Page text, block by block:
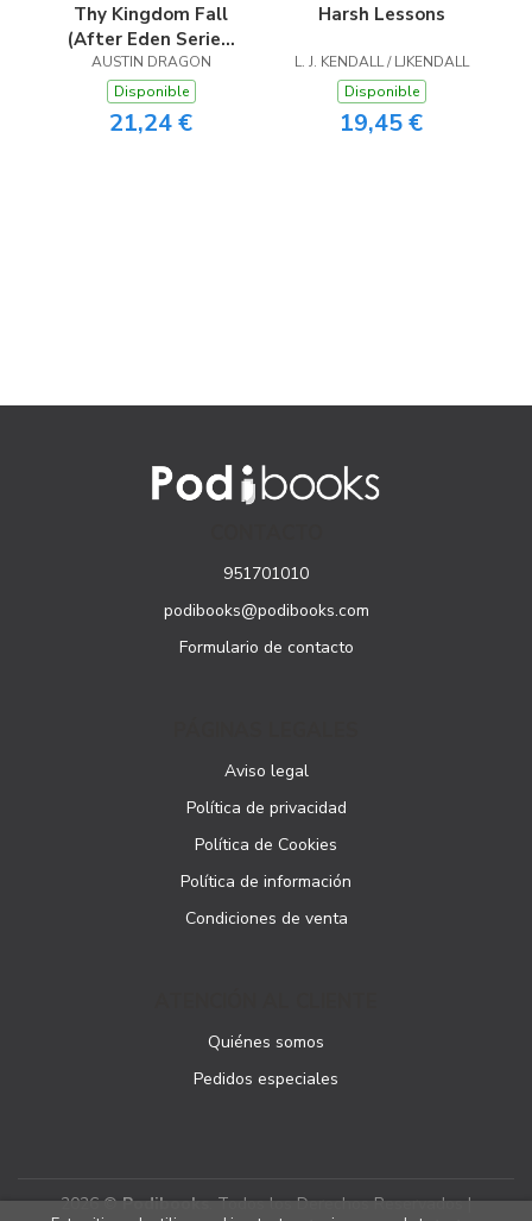
Thy Kingdom Fall
(After Eden Series,
Book 1)
AUSTIN DRAGON
Disponible
21,24 €
Harsh Lessons
L. J. KENDALL / LJKENDALL
Disponible
19,45 €
951701010
podibooks@podibooks.com
Formulario de contacto
Aviso legal
Política de privacidad
Política de Cookies
Política de información
Condiciones de venta
Quiénes somos
Pedidos especiales
2026 ©Podibooks. Todos los Derechos Reservados |